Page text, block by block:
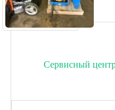
Сервисный